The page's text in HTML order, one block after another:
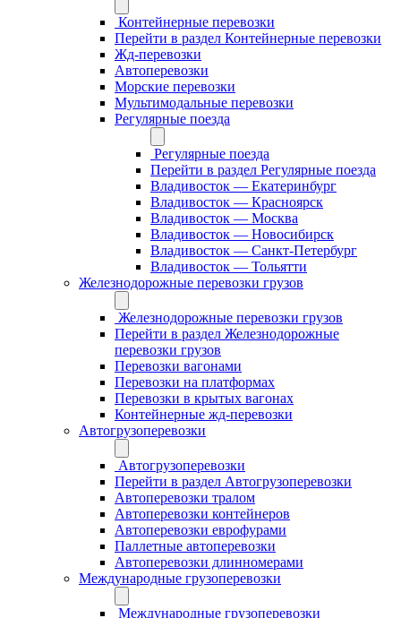
Контейнерные перевозки
Перейти в раздел Контейнерные перевозки
Жд-перевозки
Автоперевозки
Морские перевозки
Мультимодальные перевозки
Регулярные поезда
Регулярные поезда
Перейти в раздел Регулярные поезда
Владивосток — Екатеринбург
Владивосток — Красноярск
Владивосток — Москва
Владивосток — Новосибирск
Владивосток — Санкт-Петербург
Владивосток — Тольятти
Железнодорожные перевозки грузов
Железнодорожные перевозки грузов
Перейти в раздел Железнодорожные
перевозки грузов
Перевозки вагонами
Перевозки на платформах
Перевозки в крытых вагонах
Контейнерные жд-перевозки
Автогрузоперевозки
Автогрузоперевозки
Перейти в раздел Автогрузоперевозки
Автоперевозки тралом
Автоперевозки контейнеров
Автоперевозки еврофурами
Паллетные автоперевозки
Автоперевозки длинномерами
Международные грузоперевозки
Международные грузоперевозки